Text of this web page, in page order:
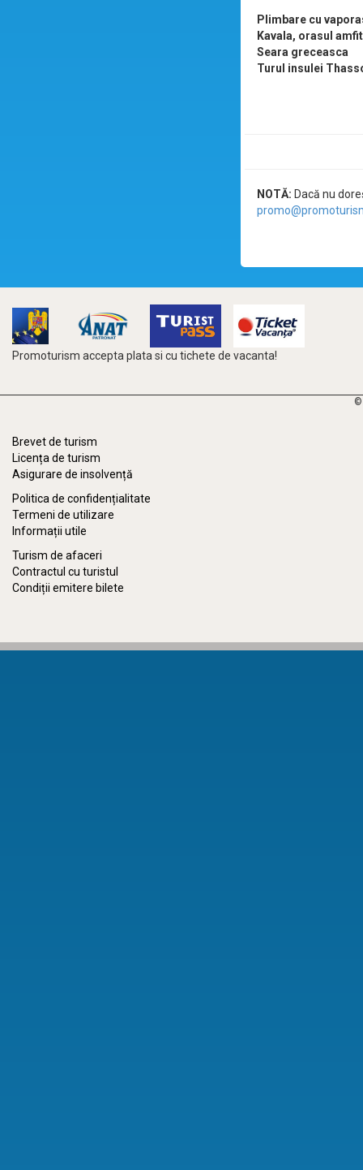
Plimbare cu
Kavala, orasul
Seara greceasca
Turul insulei
NOTĂ: Dacă nu
Promoturism accepta plata si cu tichete de vacanta!
©
Brevet de turism
Licența de turism
Asigurare de insolvență
Politica de confidențialitate
Termeni de utilizare
Informații utile
Turism de afaceri
Contractul cu turistul
Condiții emitere bilete